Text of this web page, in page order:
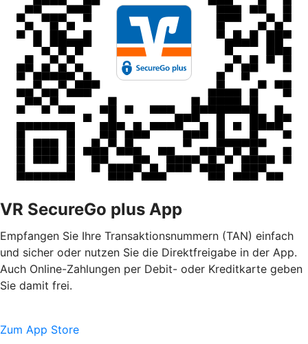
VR SecureGo plus App
Empfangen Sie Ihre Transaktionsnummern (TAN) einfach
und sicher oder nutzen Sie die Direktfreigabe in der App.
Auch Online-Zahlungen per Debit- oder Kreditkarte geben
Sie damit frei.
Zum App Store